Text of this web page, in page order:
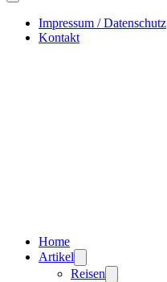
Impressum / Datenschutz
Kontakt
Home
Artikel
Reisen